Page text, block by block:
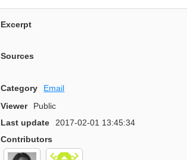
Excerpt
Sources
Category Email
Viewer
Public
Last update
2017-02-01 13:45:34
Contributors